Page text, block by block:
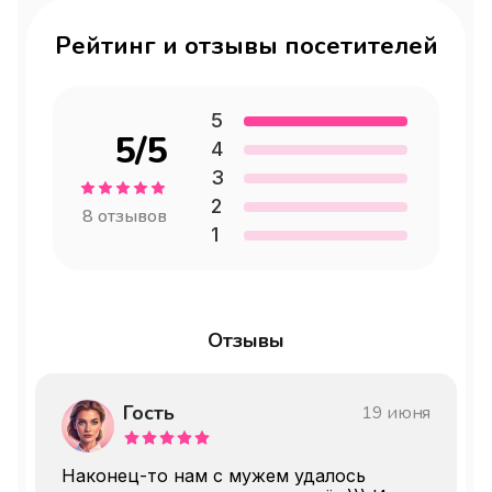
пищевой непереносимости.
использовать ароматические вещества.
Пожалуйста, сообщите об
обстоятельствах, упомянутых выше, по
адресу: master.of.tastings@gmail.com.
гастрономическое путешествие в
ресторан «Довлатов» ждет вас.
Рейтинг и отзывы посетителей
5/5
8 отзывов
5
4
3
2
1
Отзывы
Гость 19 июня
Наконец-то нам с мужем удалось